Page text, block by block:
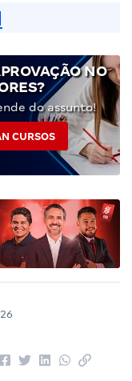
NO
do assunto!
CURSOS